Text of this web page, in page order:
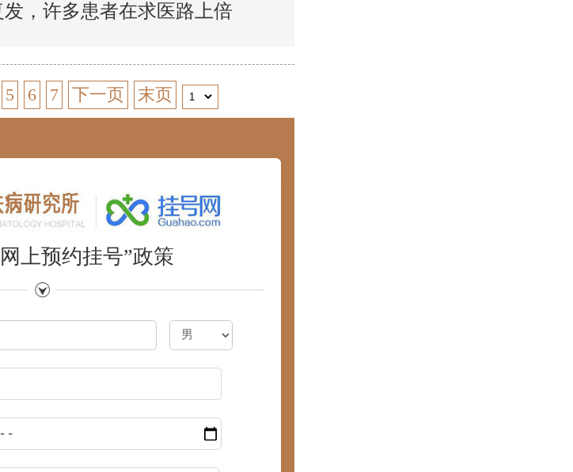
，许多患者在求医路上倍
5 6 7 下一页 末页
上预约挂号”政策